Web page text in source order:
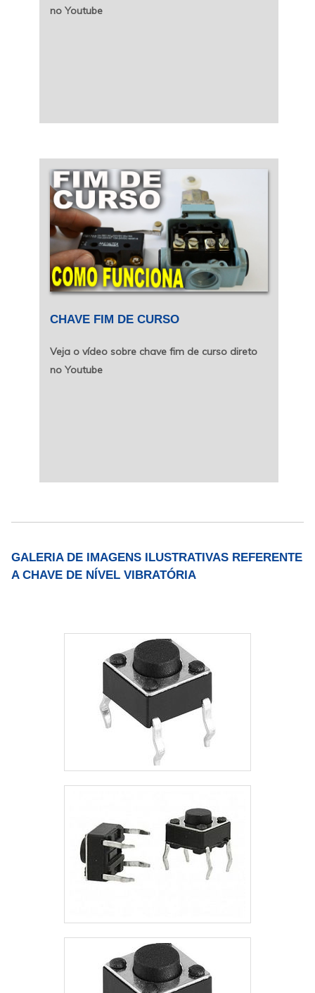
no Youtube
CHAVE FIM DE CURSO
Veja o vídeo sobre chave fim de curso direto
no Youtube
GALERIA DE IMAGENS ILUSTRATIVAS REFERENTE
A CHAVE DE NÍVEL VIBRATÓRIA